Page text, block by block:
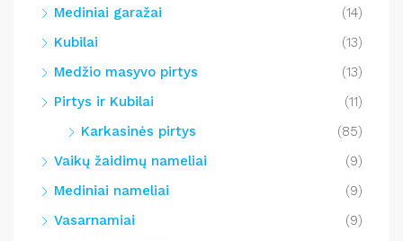
Mediniai garažai
(14)
Kubilai
(13)
Medžio masyvo pirtys
(13)
Pirtys ir Kubilai
(11)
Karkasinės pirtys
(85)
Vaikų žaidimų nameliai
(9)
Mediniai nameliai
(9)
Vasarnamiai
(9)